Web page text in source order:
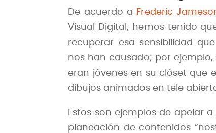
De acuerdo a Frederic
Visual Digital, hemos tenido
recuperar esa sensibilidad
nos han causado; por
eran jóvenes en su clóset que
dibujos animados en tele
Estos son ejemplos de apelar
planeación de contenidos